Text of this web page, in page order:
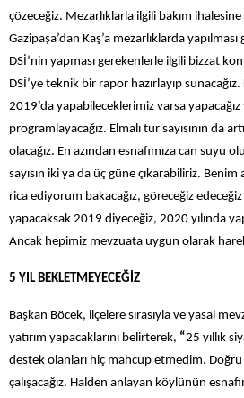
çözeceğiz. Mezarlıklarla ilgili bakım ihalesine
Gazipaşa’dan Kaş’a mezarlıklarda
DSİ’nin yapması gerekenlerle ilgili bizzat
DSİ’ye teknik bir rapor hazırlayıp
2019’da yapabileceklerimiz varsa yapacağız
programlayacağız. Elmalı tur sayısının da
olacağız. En azından esnafımıza can suyu
sayısın iki ya da üç güne çıkarabiliriz.
rica ediyorum bakacağız, göreceğiz
yapacaksak 2019 diyeceğiz, 2020 yılında
Ancak hepimiz mevzuata uygun olarak
5 YIL BEKLETMEYECEĞİZ
Başkan Böcek, ilçelere sırasıyla ve yasal
yatırım yapacaklarını belirterek, “25 yıllık
destek olanları hiç mahcup etmedim.
çalışacağız. Halden anlayan köylünün